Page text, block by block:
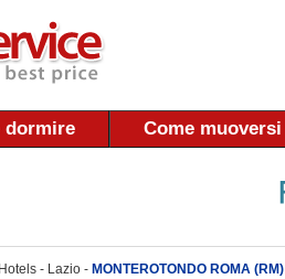
dormire Come muoversi
Hotels - Lazio - MONTEROTONDO ROMA (RM)